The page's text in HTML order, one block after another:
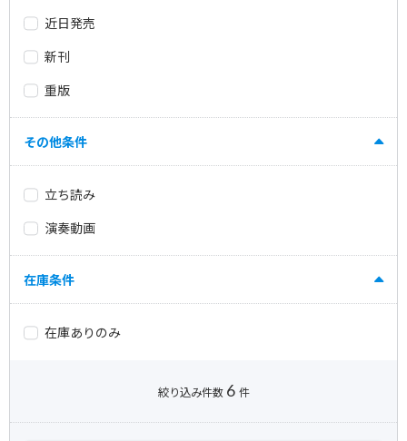
近日発売
新刊
重版
その他条件
立ち読み
演奏動画
在庫条件
在庫ありのみ
絞り込み件数 6 件